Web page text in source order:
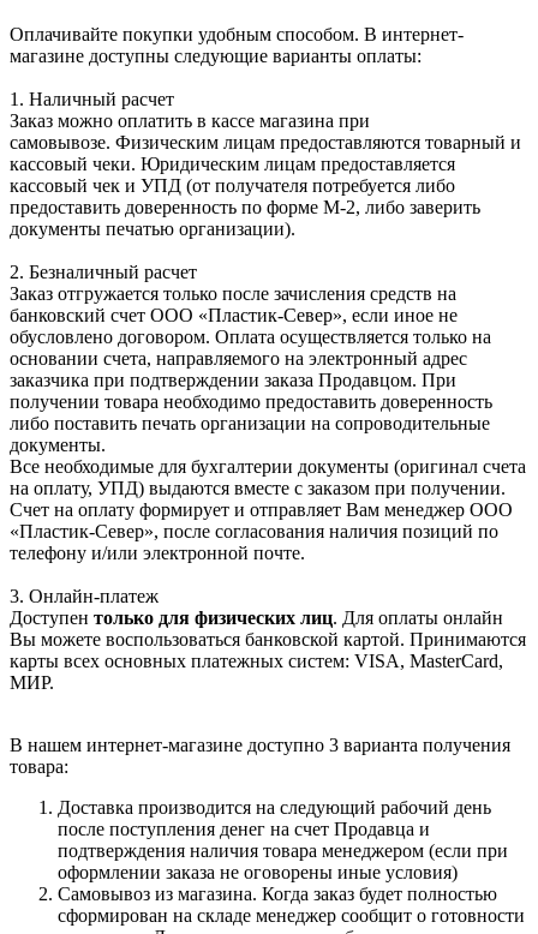
Оплачивайте покупки удобным способом. В интернет-
магазине доступны следующие варианты оплаты:
1. Наличный расчет
Заказ можно оплатить в кассе магазина при
самовывозе. Физическим лицам предоставляются товарный и
кассовый чеки. Юридическим лицам предоставляется
кассовый чек и УПД (от получателя потребуется либо
предоставить доверенность по форме М-2, либо заверить
документы печатью организации).
2. Безналичный расчет
Заказ отгружается только после зачисления средств на
банковский счет ООО «Пластик-Север», если иное не
обусловлено договором. Оплата осуществляется только на
основании счета, направляемого на электронный адрес
заказчика при подтверждении заказа Продавцом. При
получении товара необходимо предоставить доверенность
либо поставить печать организации на сопроводительные
документы.
Все необходимые для бухгалтерии документы (оригинал счета
на оплату, УПД) выдаются вместе с заказом при получении.
Счет на оплату формирует и отправляет Вам менеджер ООО
«Пластик-Север», после согласования наличия позиций по
телефону и/или электронной почте.
3. Онлайн-платеж
Доступен только для физических лиц. Для оплаты онлайн
Вы можете воспользоваться банковской картой. Принимаются
карты всех основных платежных систем: VISA, MasterCard,
МИР.
В нашем интернет-магазине доступно 3 варианта получения
товара:
Доставка производится на следующий рабочий день
после поступления денег на счет Продавца и
подтверждения наличия товара менеджером (если при
оформлении заказа не оговорены иные условия)
Самовывоз из магазина. Когда заказ будет полностью
сформирован на складе менеджер сообщит о готовности